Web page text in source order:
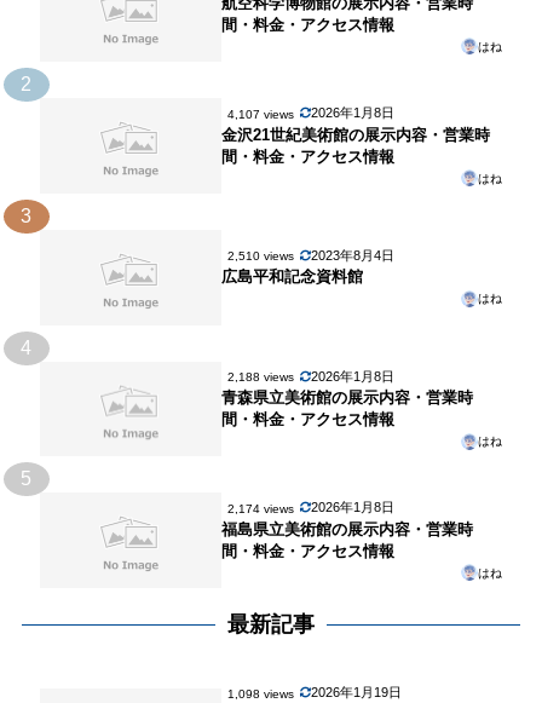
間・料金・アクセス情報
はね
2
4,107 views 2026年1月8日
金沢21世紀美術館の展示内容・営業時
間・料金・アクセス情報
はね
3
2,510 views 2023年8月4日
広島平和記念資料館
はね
4
2,188 views 2026年1月8日
青森県立美術館の展示内容・営業時
間・料金・アクセス情報
はね
5
2,174 views 2026年1月8日
福島県立美術館の展示内容・営業時
間・料金・アクセス情報
はね
最新記事
1,098 views 2026年1月19日